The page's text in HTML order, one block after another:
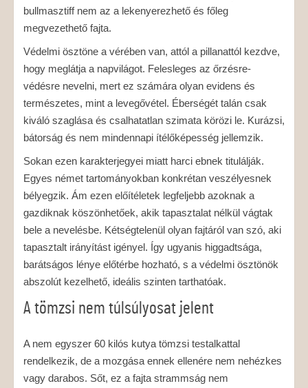
bullmasztiff nem az a lekenyerezhető és főleg
megvezethető fajta.
Védelmi ösztöne a vérében van, attól a pillanattól kezdve,
hogy meglátja a napvilágot. Felesleges az őrzésre-
védésre nevelni, mert ez számára olyan evidens és
természetes, mint a levegővétel. Éberségét talán csak
kiváló szaglása és csalhatatlan szimata körözi le. Kurázsi,
bátorság és nem mindennapi ítélőképesség jellemzik.
Sokan ezen karakterjegyei miatt harci ebnek titulálják.
Egyes német tartományokban konkrétan veszélyesnek
bélyegzik. Ám ezen előítéletek legfeljebb azoknak a
gazdiknak köszönhetőek, akik tapasztalat nélkül vágtak
bele a nevelésbe. Kétségtelenül olyan fajtáról van szó, aki
tapasztalt irányítást igényel. Így ugyanis higgadtsága,
barátságos lénye előtérbe hozható, s a védelmi ösztönök
abszolút kezelhető, ideális szinten tarthatóak.
A tömzsi nem túlsúlyosat jelent
A nem egyszer 60 kilós kutya tömzsi testalkattal
rendelkezik, de a mozgása ennek ellenére nem nehézkes
vagy darabos. Sőt, ez a fajta strammság nem